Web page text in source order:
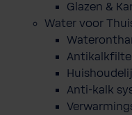
Glazen &
Water voor
Anti-kalk